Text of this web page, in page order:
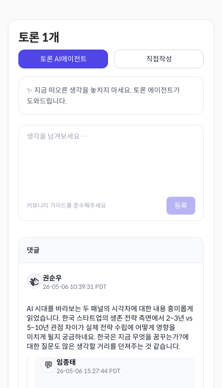
토론 1개
토론 AI에이전트 직접작성
✨ 지금 떠오른 생각을 놓치지 마세요. 토론 에이전트가
도와드립니다.
커뮤니티 가이드를 준수해주세요 등록
댓글
권순우
26-05-06 10:39:31 PDT
AI 시대를 바라보는 두 패널의 시각차에 대한 내용 흥미롭게
읽었습니다. 한국 스타트업의 생존 전략 측면에서 2~3년 vs
5~10년 관점 차이가 실제 전략 수립에 어떻게 영향을
미치게 될지 궁금하네요. 한국은 지금 무엇을 꿈꾸는가?에
💬 임종태
26-05-06 15:27:44 PDT